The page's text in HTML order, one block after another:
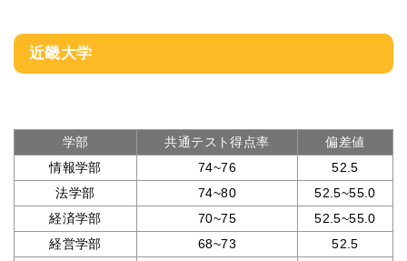
近畿大学
学部 共通テスト得点率
偏差値
情報学部
74~76
52.5
法学部
74~80
52.5~55.0
経済学部
70~75
52.5~55.0
経営学部
68~73
52.5